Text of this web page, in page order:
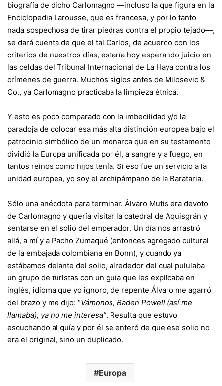
biografía de dicho Carlomagno —incluso la que figura en la
Enciclopedia Larousse, que es francesa, y por lo tanto
nada sospechosa de tirar piedras contra el propio tejado—,
se dará cuenta de que el tal Carlos, de acuerdo con los
criterios de nuestros días, estaría hoy esperando juicio en
las celdas del Tribunal Internacional de La Haya contra los
crímenes de guerra. Muchos siglos antes de Milosevic &
Co., ya Carlomagno practicaba la limpieza étnica.
Y esto es poco comparado con la imbecilidad y/o la
paradoja de colocar esa más alta distinción europea bajo el
patrocinio simbólico de un monarca que en su testamento
dividió la Europa unificada por él, a sangre y a fuego, en
tantos reinos como hijos tenía. Si eso fue un servicio a la
unidad europea, yo soy el archipámpano de la Barataria.
Sólo una anécdota para terminar. Álvaro Mutis era devoto
de Carlomagno y quería visitar la catedral de Aquisgrán y
sentarse en el solio del emperador. Un día nos arrastró
allá, a mí y a Pacho Zumaqué (entonces agregado cultural
de la embajada colombiana en Bonn), y cuando ya
estábamos delante del solio, alrededor del cual pululaba
un grupo de turistas con un guía que les explicaba en
inglés, idioma que yo ignoro, de repente Álvaro me agarró
del brazo y me dijo: “Vámonos, Baden Powell (así me
llamaba), ya no me interesa”. Resulta que estuvo
escuchando al guía y por él se enteró de que ese solio no
era el original, sino un duplicado.
Europa